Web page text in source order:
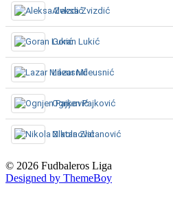
Aleksa Zvizdić
Goran Lukić
Lazar Mileusnić
Ognjen Pajković
Nikola Zlatanović
© 2026 Fudbaleros Liga
Designed by ThemeBoy